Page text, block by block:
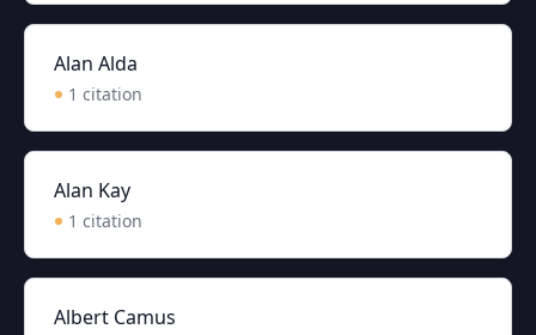
Alan Alda
1 citation
Alan Kay
1 citation
Albert Camus